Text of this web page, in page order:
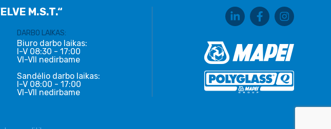
M.S.T.“
DARBO LAIKAS:
Biuro darbo laikas:
I-V 08:30 - 17:00
VI-VII nedirbame
Sandėlio darbo laikas:
I-V 08:00 - 17:00
VI-VII nedirbame